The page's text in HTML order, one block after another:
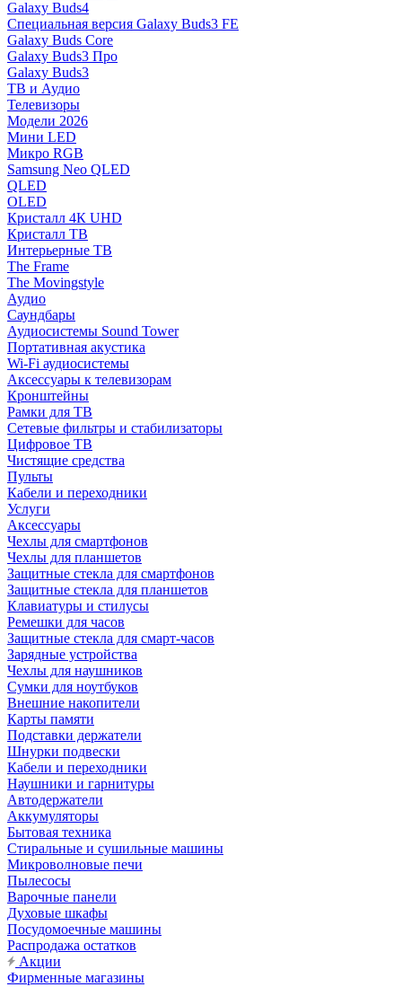
Galaxy Buds4
Специальная версия Galaxy Buds3 FE
Galaxy Buds Core
Galaxy Buds3 Про
Galaxy Buds3
ТВ и Аудио
Телевизоры
Модели 2026
Мини LED
Микро RGB
Samsung Neo QLED
QLED
OLED
Кристалл 4К UHD
Кристалл ТВ
Интерьерные ТВ
The Frame
The Movingstyle
Аудио
Саундбары
Аудиосистемы Sound Tower
Портативная акустика
Wi-Fi аудиосистемы
Аксессуары к телевизорам
Кронштейны
Рамки для ТВ
Сетевые фильтры и стабилизаторы
Цифровое ТВ
Чистящие средства
Пульты
Кабели и переходники
Услуги
Аксессуары
Чехлы для смартфонов
Чехлы для планшетов
Защитные стекла для смартфонов
Защитные стекла для планшетов
Клавиатуры и стилусы
Ремешки для часов
Защитные стекла для смарт-часов
Зарядные устройства
Чехлы для наушников
Сумки для ноутбуков
Внешние накопители
Карты памяти
Подставки держатели
Шнурки подвески
Кабели и переходники
Наушники и гарнитуры
Автодержатели
Аккумуляторы
Бытовая техника
Стиральные и сушильные машины
Микроволновые печи
Пылесосы
Варочные панели
Духовые шкафы
Посудомоечные машины
Распродажа остатков
Акции
Фирменные магазины